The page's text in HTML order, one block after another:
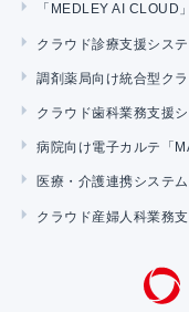
「MEDLEY AI CLOUD」
クラウド診療支援シス
調剤薬局向け統合型ク
クラウド歯科業務支援
病院向け電子カルテ「
医療・介護連携システム
クラウド産婦人科業務